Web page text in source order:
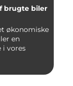
brugte biler
økonomiske
en
i vores